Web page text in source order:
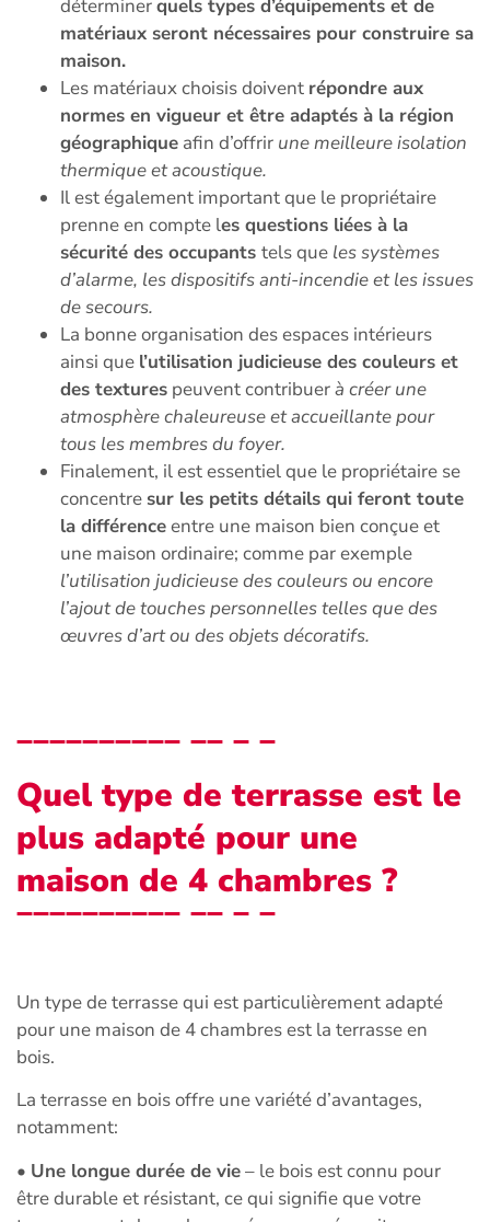
déterminerquels types d’équipements et de
matériaux seront nécessaires pour construire sa
maison.
Les matériaux choisis doivent répondre aux
normes en vigueur et être adaptés à la région
géographique afin d’offrir une meilleure isolation
thermique et acoustique.
Il est également important que le propriétaire
prenne en compte les questions liées à la
sécurité des occupants tels que les systèmes
d’alarme, les dispositifs anti-incendie et les issues
de secours.
La bonne organisation des espaces intérieurs
ainsi que l’utilisation judicieuse des couleurs et
des textures peuvent contribuerà créer une
atmosphère chaleureuse et accueillante pour
tous les membres du foyer.
Finalement, il est essentiel que le propriétaire se
concentre sur les petits détails qui feront toute
la différenceentre une maison bien conçue et
une maison ordinaire; comme par exemple
l’utilisation judicieuse des couleurs ou encore
l’ajout de touches personnelles telles que des
œuvres d’art ou des objets décoratifs.
Quel type de terrasse est le
plus adapté pour une
maison de 4 chambres ?
Un type de terrasse qui est particulièrement adapté
pour une maison de 4 chambres est la terrasse en
bois.
La terrasse en bois offre une variété d’avantages,
notamment:
• Une longue durée de vie– le bois est connu pour
être durable et résistant, ce qui signifie que votre